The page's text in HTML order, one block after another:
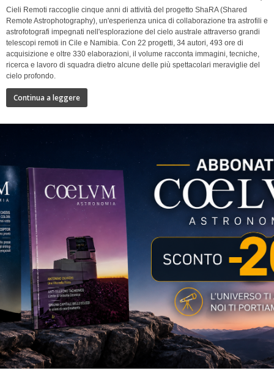
Cieli Remoti raccoglie cinque anni di attività del progetto ShaRA (Shared
Remote Astrophotography), un'esperienza unica di collaborazione tra astrofili e
astrofotografi impegnati nell'esplorazione del cielo australe attraverso grandi
telescopi remoti in Cile e Namibia. Con 22 progetti, 34 autori, 493 ore di
acquisizione e oltre 330 elaborazioni, il volume racconta immagini, tecniche,
ricerca e lavoro di squadra dietro alcune delle più spettacolari meraviglie del
cielo profondo.
Continua a leggere